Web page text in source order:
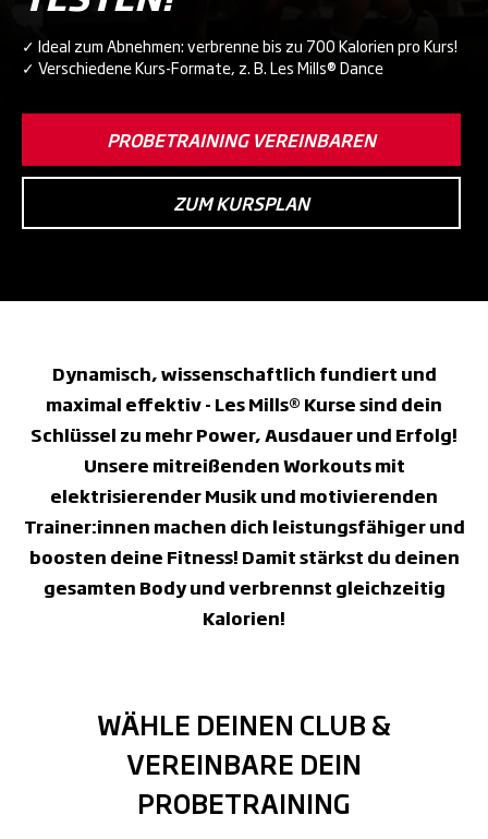
✓ Ideal zum Abnehmen: verbrenne bis zu 700 Kalorien pro Kurs!
✓ Verschiedene Kurs-Formate, z. B. Les Mills® Dance
PROBETRAINING VEREINBAREN
ZUM KURSPLAN
Dynamisch, wissenschaftlich fundiert und
maximal effektiv - Les Mills® Kurse sind dein
Schlüssel zu mehr Power, Ausdauer und Erfolg!
Unsere mitreißenden Workouts mit
elektrisierender Musik und motivierenden
Trainer:innen machen dich leistungsfähiger und
boosten deine Fitness! Damit stärkst du deinen
gesamten Body und verbrennst gleichzeitig
Kalorien!
WÄHLE DEINEN CLUB &
VEREINBARE DEIN
PROBETRAINING